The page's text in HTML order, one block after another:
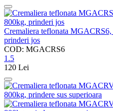
Cremaliera teflonata
prinderi jos
COD: MGACRS6
1.5
120 Lei